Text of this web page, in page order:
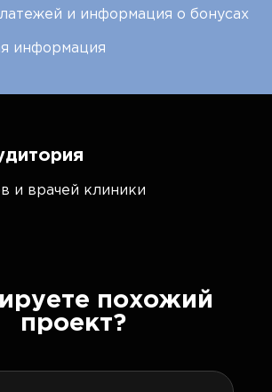
и информация о бонусах
информация
и врачей клиники
похожий
проект?